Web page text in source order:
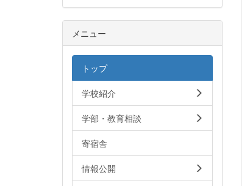
メニュー
トップ
学校紹介
学部・教育相談
寄宿舎
情報公開